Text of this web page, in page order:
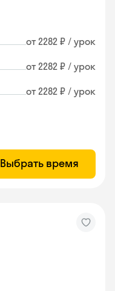
от 2282 ₽ / урок
от 2282 ₽ / урок
от 2282 ₽ / урок
Выбрать время